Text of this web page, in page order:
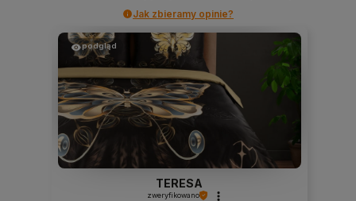
Jak zbieramy opinie?
podgląd
TERESA
zweryfikowano